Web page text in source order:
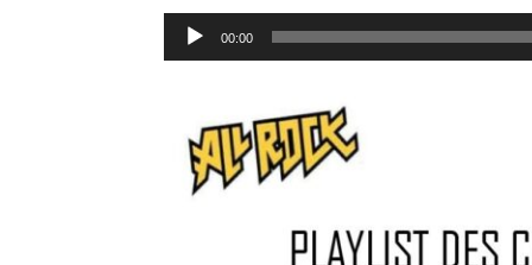
Lecteur
audio
00:00